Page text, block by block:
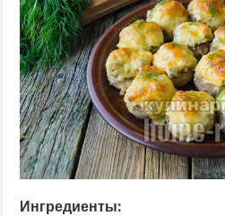
Ингредиенты: